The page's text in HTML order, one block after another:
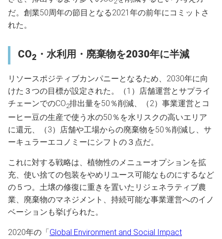
だ。創業50周年の節目となる2021年の前年にコミットさ
れた。
CO2 ・水利用・廃棄物を2030年に半減
リソースポジティブカンパニーとなるため、2030年に向
けた３つの目標が設定された。（1）店舗運営とサプライ
チェーンでのCO2排出量を50％削減、（2）事業運営とコ
ーヒー豆の生産で使う水の50％を水リスクの高いエリア
に還元、（3）店舗や工場からの廃棄物を50％削減し、サ
ーキュラーエコノミーにシフトの３点だ。
これに対する戦略は、植物性のメニューオプションを拡
充、使い捨ての包装をやめリユース可能なものにするなど
の５つ。土壌の修復に重きを置いたリジェネラティブ農
業、廃棄物のマネジメント、持続可能な事業運営へのイノ
ベーションも挙げられた。
2020年の「Global Environment and Social Impact